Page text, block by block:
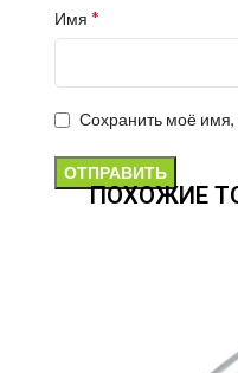
Имя *
Сохранить моё имя,
ПОХОЖИЕ